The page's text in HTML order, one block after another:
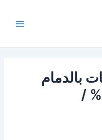
بالدمام
خصم يصل الى 35% /